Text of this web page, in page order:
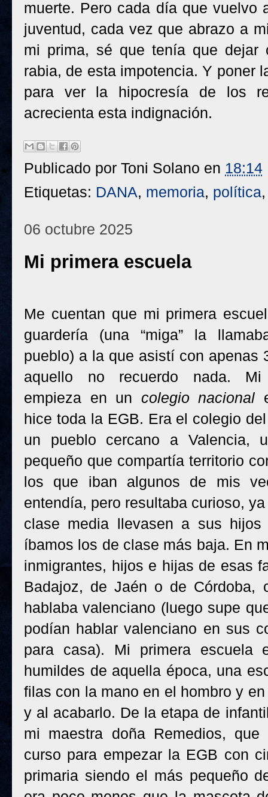
muerte. Pero cada día que
juventud, cada vez que abrazo a
mi prima, sé que tenía que dejar
rabia, de esta impotencia. Y poner
para ver la hipocresía de los
acrecienta esta indignación.
Publicado por Toni Solano en 18:14
Etiquetas: DANA, memoria, política
06 octubre 2025
Mi primera escuela
Me cuentan que mi primera
guardería (una “miga” la
pueblo) a la que asistí con apenas
aquello no recuerdo nada. Mi
empieza en un colegio nacional
hice toda la EGB. Era el colegio
un pueblo cercano a Valencia,
pequeño que compartía territorio
los que iban algunos de mis
entendía, pero resultaba curioso,
clase media llevasen a sus
íbamos los de clase más baja. En
inmigrantes, hijos e hijas de esas
Badajoz, de Jaén o de Córdoba,
hablaba valenciano (luego supe
podían hablar valenciano en sus
para casa). Mi primera escuela
humildes de aquella época, una
filas con la mano en el hombro y
y al acabarlo. De la etapa de
mi maestra doña Remedios,
curso para empezar la EGB con
primaria siendo el más pequeño